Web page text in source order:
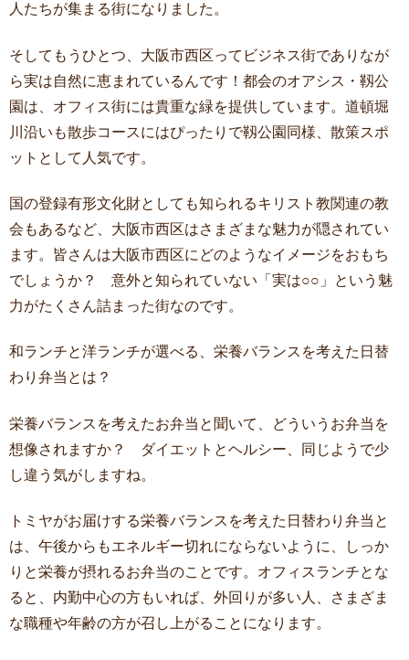
人たちが集まる街になりました。
そしてもうひとつ、大阪市西区ってビジネス街でありなが
ら実は自然に恵まれているんです！都会のオアシス・靱公
園は、オフィス街には貴重な緑を提供しています。道頓堀
川沿いも散歩コースにはぴったりで靱公園同様、散策スポ
ットとして人気です。
国の登録有形文化財としても知られるキリスト教関連の教
会もあるなど、大阪市西区はさまざまな魅力が隠されてい
ます。皆さんは大阪市西区にどのようなイメージをおもち
でしょうか？ 意外と知られていない「実は○○」という魅
力がたくさん詰まった街なのです。
和ランチと洋ランチが選べる、栄養バランスを考えた日替
わり弁当とは？
栄養バランスを考えたお弁当と聞いて、どういうお弁当を
想像されますか？ ダイエットとヘルシー、同じようで少
し違う気がしますね。
トミヤがお届けする栄養バランスを考えた日替わり弁当と
は、午後からもエネルギー切れにならないように、しっか
りと栄養が摂れるお弁当のことです。オフィスランチとな
ると、内勤中心の方もいれば、外回りが多い人、さまざま
な職種や年齢の方が召し上がることになります。